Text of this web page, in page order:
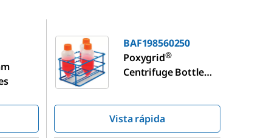
BAF198560250
Poxygrid®
Centrifuge Bottle
Vista rápida